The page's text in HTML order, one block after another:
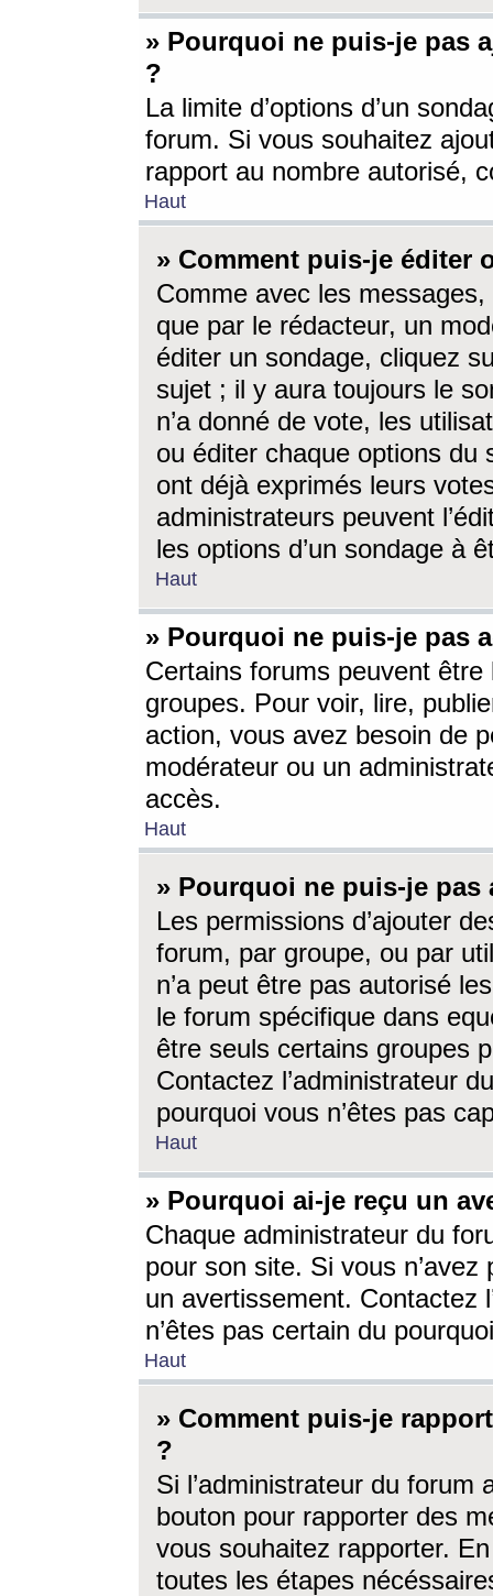
» Pourquoi ne puis-je pas
?
La limite d’options d’un
forum. Si vous souhaitez
rapport au nombre autorisé,
Haut
» Comment puis-je éditer
Comme avec les
que par le rédacteur, un
éditer un sondage, cliquez
sujet ; il y aura toujours le
n’a donné de vote, les
ou éditer chaque options du
ont déjà exprimés leurs
administrateurs peuvent
les options d’un sondage à
Haut
» Pourquoi ne puis-je pas
Certains forums peuvent être
groupes. Pour voir, lire,
action, vous avez besoin de
modérateur ou un
accès.
Haut
» Pourquoi ne puis-je
Les permissions d’ajouter
forum, par groupe, ou par
n’a peut être pas autorisé
le forum spécifique dans
être seuls certains groupes
Contactez l’administrateur
pourquoi vous n’êtes pas
Haut
» Pourquoi ai-je reçu un
Chaque administrateur du
pour son site. Si vous
un avertissement. Contactez
n’êtes pas certain du
Haut
» Comment puis-je
?
Si l’administrateur du forum
bouton pour rapporter des
vous souhaitez rapporter.
toutes les étapes